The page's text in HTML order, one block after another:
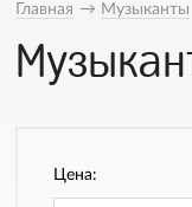
Главная → Музыканты
Цена: